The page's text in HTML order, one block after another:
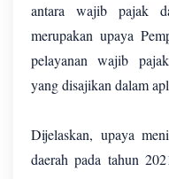
antara wajib pajak
merupakan upaya
pelayanan wajib
yang disajikan dalam
Dijelaskan, upaya
daerah pada tahun